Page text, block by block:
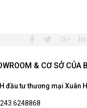
& CƠ SỞ CỦA
đầu tư thương mại Xuân
6248868